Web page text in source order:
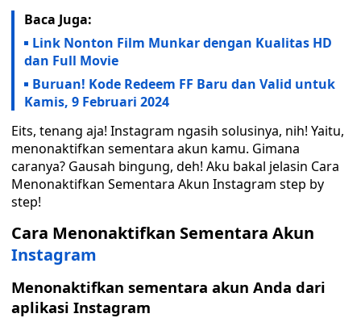
Baca Juga:
Link Nonton Film Munkar dengan Kualitas HD
dan Full Movie
Buruan! Kode Redeem FF Baru dan Valid untuk
Kamis, 9 Februari 2024
Eits, tenang aja! Instagram ngasih solusinya, nih! Yaitu,
menonaktifkan sementara akun kamu. Gimana
caranya? Gausah bingung, deh! Aku bakal jelasin Cara
Menonaktifkan Sementara Akun Instagram step by
step!
Cara Menonaktifkan Sementara Akun
Instagram
Menonaktifkan sementara akun Anda dari
aplikasi Instagram